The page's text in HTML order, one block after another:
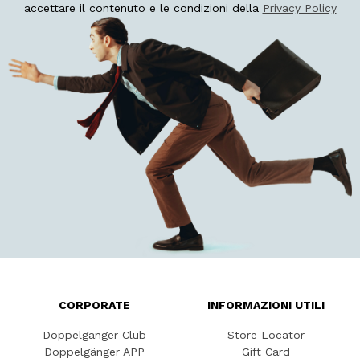
accettare il contenuto e le condizioni della Privacy Policy
CORPORATE
Doppelgänger Club
Doppelgänger APP
INFORMAZIONI UTILI
Store Locator
Gift Card